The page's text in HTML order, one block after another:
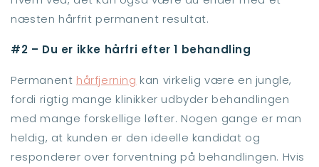
næsten hårfrit permanent resultat.
#2 – Du er ikke hårfri efter 1 behandling
Permanent hårfjerning kan virkelig være en jungle,
fordi rigtig mange klinikker udbyder behandlingen
med mange forskellige løfter. Nogen gange er man
heldig, at kunden er den ideelle kandidat og
responderer over forventning på behandlingen. Hvis